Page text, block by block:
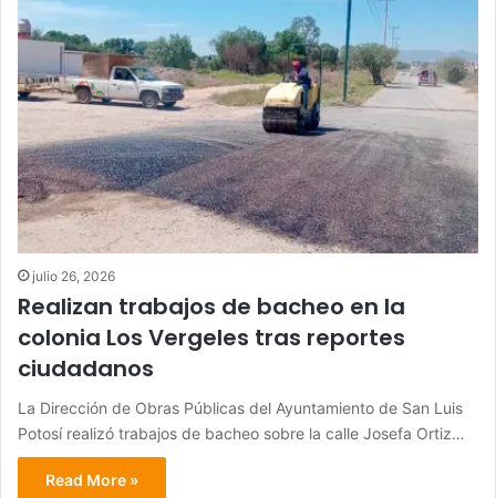
julio 26, 2026
Realizan trabajos de bacheo en la
colonia Los Vergeles tras reportes
ciudadanos
La Dirección de Obras Públicas del Ayuntamiento de San Luis
Potosí realizó trabajos de bacheo sobre la calle Josefa Ortiz…
Read More »